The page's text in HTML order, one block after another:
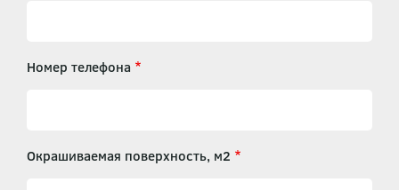
Номер телефона
Окрашиваемая поверхность, м2